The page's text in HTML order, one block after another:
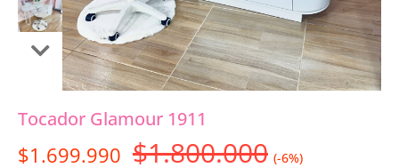
Tocador Glamour 1911
$1.699.990 $1.800.000 (-6%)